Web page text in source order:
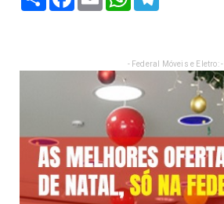
- Federal Móveis e Eletro: -